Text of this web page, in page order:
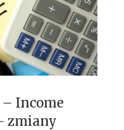
Income
zmiany